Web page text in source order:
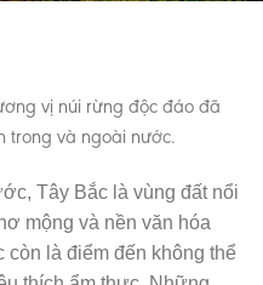
vị núi rừng độc đáo đã
trong và ngoài nước.
Tây Bắc là vùng đất nổi
mộng và nền văn hóa
còn là điểm đến không thể